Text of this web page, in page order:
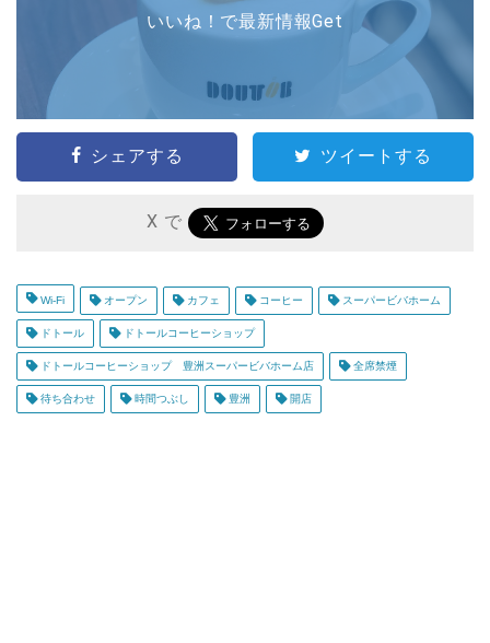
いいね！で最新情報Get
シェアする ツイートする
X で
Wi-Fi オープン カフェ コーヒー スーパービバホーム
ドトール ドトールコーヒーショップ
ドトールコーヒーショップ 豊洲スーパービバホーム店 全席禁煙
待ち合わせ 時間つぶし 豊洲 開店